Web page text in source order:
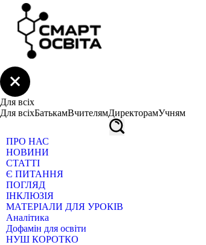
Для всіх
Для всіхБатькамВчителямДиректорамУчням
ПРО НАС
НОВИНИ
СТАТТІ
Є ПИТАННЯ
ПОГЛЯД
ІНКЛЮЗІЯ
МАТЕРІАЛИ ДЛЯ УРОКІВ
Аналітика
Дофамін для освіти
НУШ КОРОТКО